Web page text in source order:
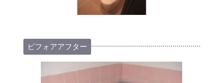
ビフォアアフター